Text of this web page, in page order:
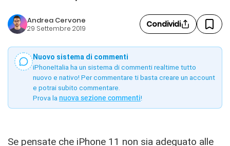
Andrea Cervone
29 Settembre 2019 Condividi
Nuovo sistema di commenti
iPhoneItalia ha un sistema di commenti realtime tutto
nuovo e nativo! Per commentare ti basta creare un account
e potrai subito commentare.
Prova la nuova sezione commenti!
Se pensate che iPhone 11 non sia adeguato alle